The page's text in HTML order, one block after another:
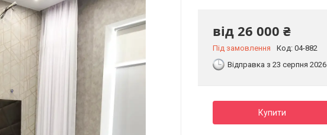
від 26 000 ₴
Під замовлення Код: 04-882
Відправка з 23 серпня 2026
Купити